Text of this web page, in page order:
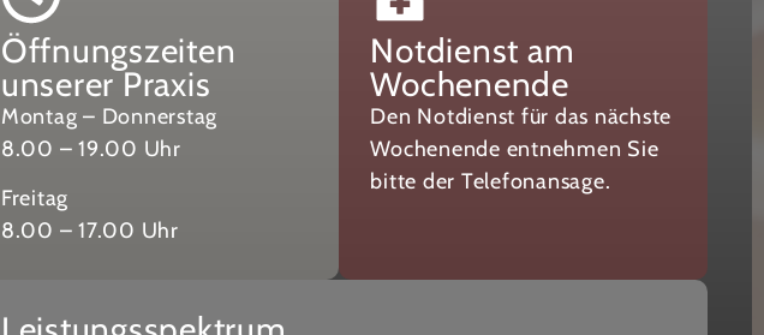
Öffnungszeiten
unserer Praxis
Montag – Donnerstag
8.00 – 19.00 Uhr
Freitag
8.00 – 17.00 Uhr
Notdienst am
Wochenende
Den Notdienst für das nächste
Wochenende entnehmen Sie
bitte der Telefonansage.